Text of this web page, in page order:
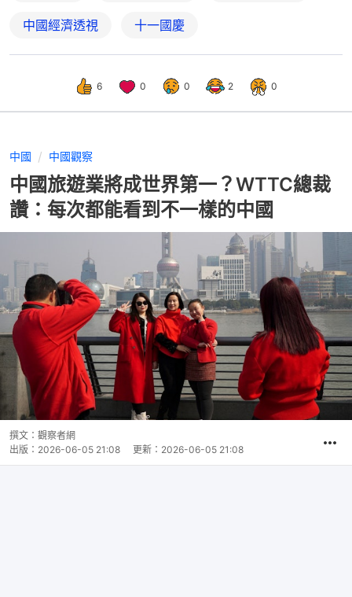
中國經濟透視 十一國慶
6 0 0 2 0
中國 中國觀察
中國旅遊業將成世界第一？WTTC總裁
讚：每次都能看到不一樣的中國
撰文： 觀察者網
出版： 2026-06-05 21:08 更新： 2026-06-05 21:08